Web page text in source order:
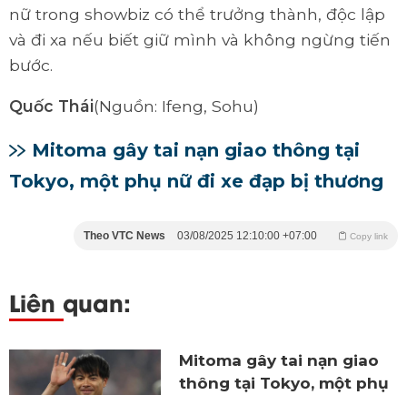
nữ trong showbiz có thể trưởng thành, độc lập
và đi xa nếu biết giữ mình và không ngừng tiến
bước.
Quốc Thái(Nguồn: Ifeng, Sohu)
Mitoma gây tai nạn giao thông tại
Tokyo, một phụ nữ đi xe đạp bị thương
Theo VTC News 03/08/2025 12:10:00 +07:00 Copy link
Liên quan:
Mitoma gây tai nạn giao
thông tại Tokyo, một phụ